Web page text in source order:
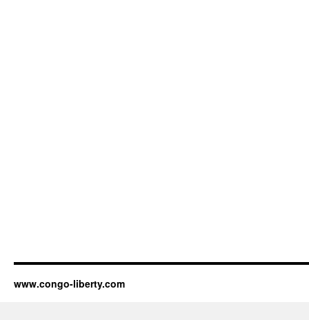
www.congo-liberty.com